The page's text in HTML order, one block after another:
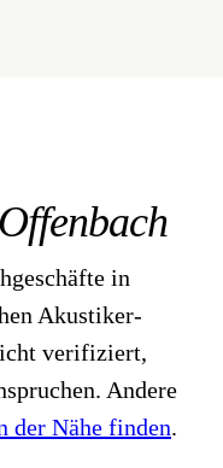
Offenbach
in
Akustiker-
verifiziert,
Andere
der Nähe finden.